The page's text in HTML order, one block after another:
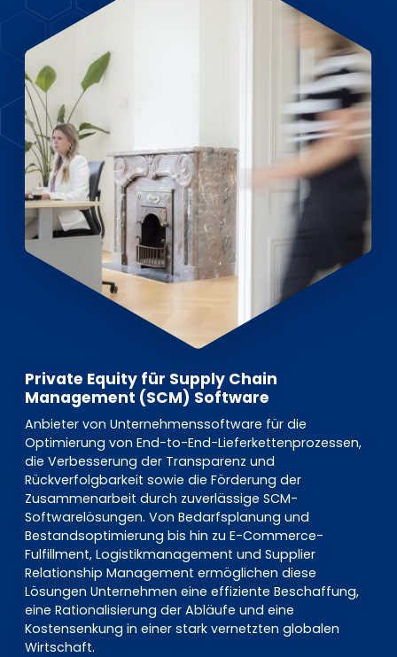
Private Equity für Supply Chain
Management (SCM) Software
Anbieter von Unternehmenssoftware für die
Optimierung von End-to-End-Lieferkettenprozessen,
die Verbesserung der Transparenz und
Rückverfolgbarkeit sowie die Förderung der
Zusammenarbeit durch zuverlässige SCM-
Softwarelösungen. Von Bedarfsplanung und
Bestandsoptimierung bis hin zu E-Commerce-
Fulfillment, Logistikmanagement und Supplier
Relationship Management ermöglichen diese
Lösungen Unternehmen eine effiziente Beschaffung,
eine Rationalisierung der Abläufe und eine
Kostensenkung in einer stark vernetzten globalen
Wirtschaft.